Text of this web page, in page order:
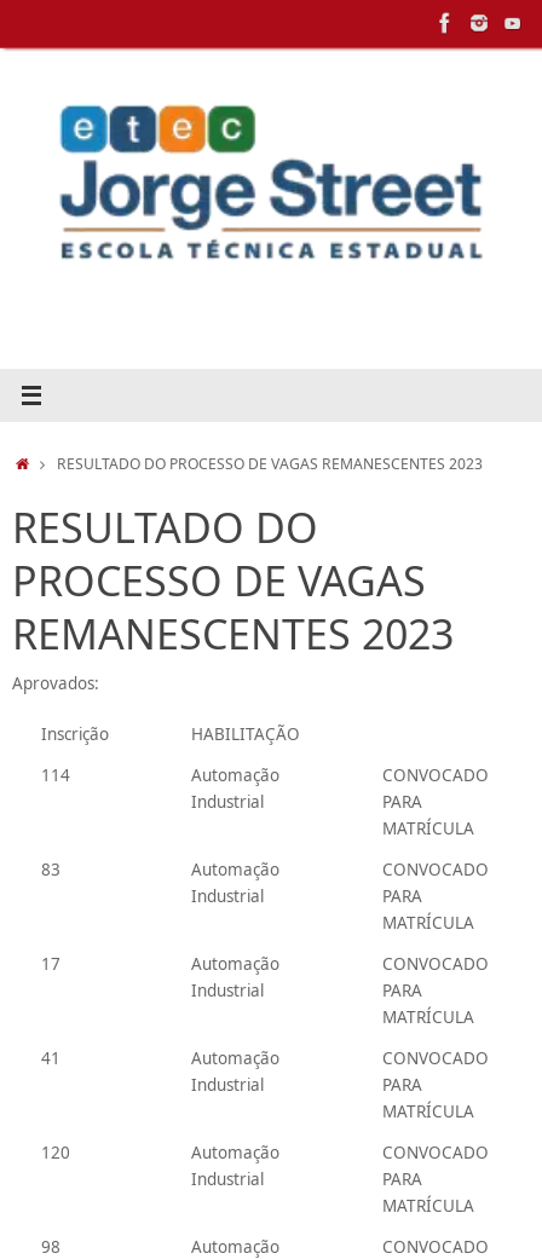
HOMERESULTADO DO PROCESSO DE VAGAS REMANESCENTES 2023
RESULTADO DO
PROCESSO DE VAGAS
REMANESCENTES 2023
Aprovados:
Inscrição
HABILITAÇÃO
114
Automação
Industrial
CONVOCADO
PARA
MATRÍCULA
83
Automação
Industrial
CONVOCADO
PARA
MATRÍCULA
17
Automação
Industrial
CONVOCADO
PARA
MATRÍCULA
41
Automação
Industrial
CONVOCADO
PARA
MATRÍCULA
120
Automação
Industrial
CONVOCADO
PARA
MATRÍCULA
98
Automação
CONVOCADO